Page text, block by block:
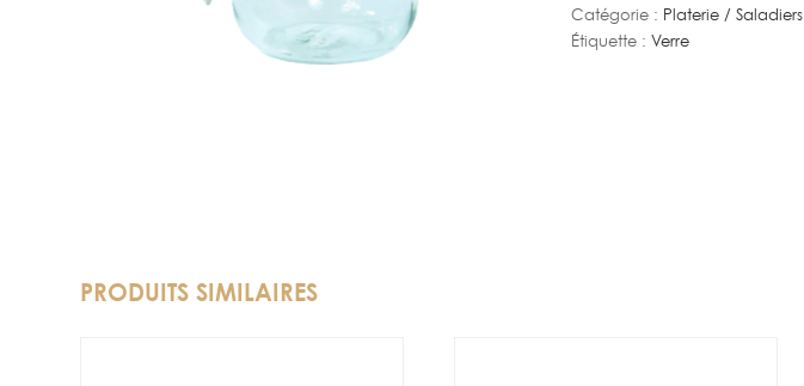
PM
0,5L
Catégorie : Platerie / Saladiers
Étiquette :Verre
PRODUITS SIMILAIRES